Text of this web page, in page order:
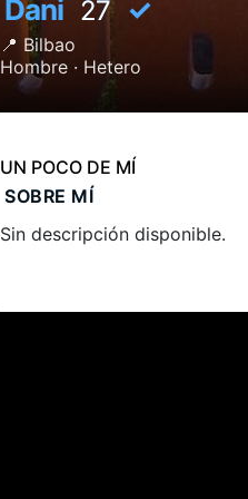
Dani 27✓
📍 Bilbao
Hombre · Hetero
UN POCO DE MÍ
SOBRE MÍ
Sin descripción disponible.